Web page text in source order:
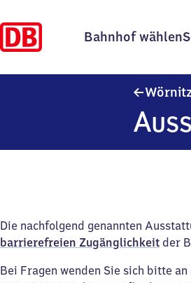
Bahnhof wählen
Die nachfolgend genannten
barrierefreien Zugänglichkeit der
Bei Fragen wenden Sie sich bitte